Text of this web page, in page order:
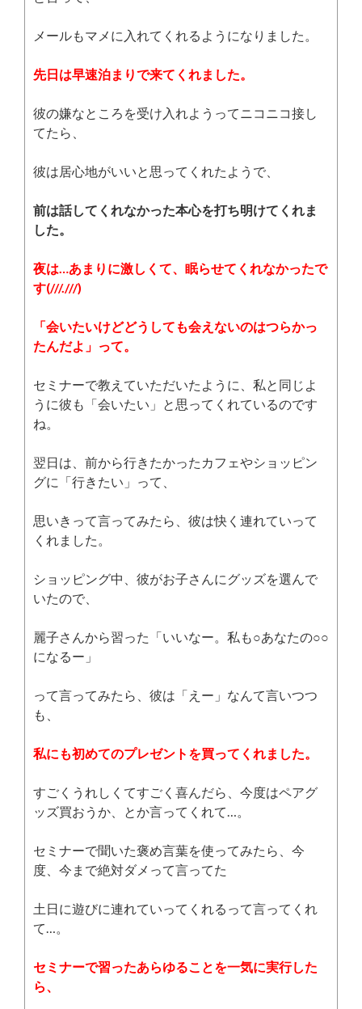
メールもマメに入れてくれるようになりました。
先日は早速泊まりで来てくれました。
彼の嫌なところを受け入れようってニコニコ接し
てたら、
彼は居心地がいいと思ってくれたようで、
前は話してくれなかった本心を打ち明けてくれま
した。
夜は…あまりに激しくて、眠らせてくれなかったで
す(///.///)
「会いたいけどどうしても会えないのはつらかっ
たんだよ」って。
セミナーで教えていただいたように、私と同じよ
うに彼も「会いたい」と思ってくれているのです
ね。
翌日は、前から行きたかったカフェやショッピン
グに「行きたい」って、
思いきって言ってみたら、彼は快く連れていって
くれました。
ショッピング中、彼がお子さんにグッズを選んで
いたので、
麗子さんから習った「いいなー。私も○あなたの○○
になるー」
って言ってみたら、彼は「えー」なんて言いつつ
も、
私にも初めてのプレゼントを買ってくれました。
すごくうれしくてすごく喜んだら、今度はペアグ
ッズ買おうか、とか言ってくれて…。
セミナーで聞いた褒め言葉を使ってみたら、今
度、今まで絶対ダメって言ってた
土日に遊びに連れていってくれるって言ってくれ
て…。
セミナーで習ったあらゆることを一気に実行した
ら、